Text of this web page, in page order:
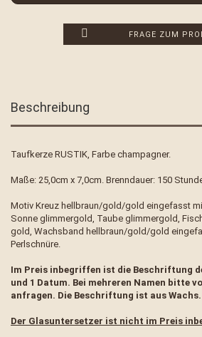
FRAGE ZUM
Beschreibung
Taufkerze RUSTIK, Farbe champagner.
Maße: 25,0cm x 7,0cm. Brenndauer: 150
Motiv Kreuz hellbraun/gold/gold eingefasst
Sonne glimmergold, Taube glimmergold,
gold, Wachsband hellbraun/gold/gold
Perlschnüre.
Im Preis inbegriffen ist die Beschriftung
und 1 Datum. Bei mehreren Namen bitte
anfragen. Die Beschriftung ist aus Wachs.
Der Glasuntersetzer ist nicht im Preis